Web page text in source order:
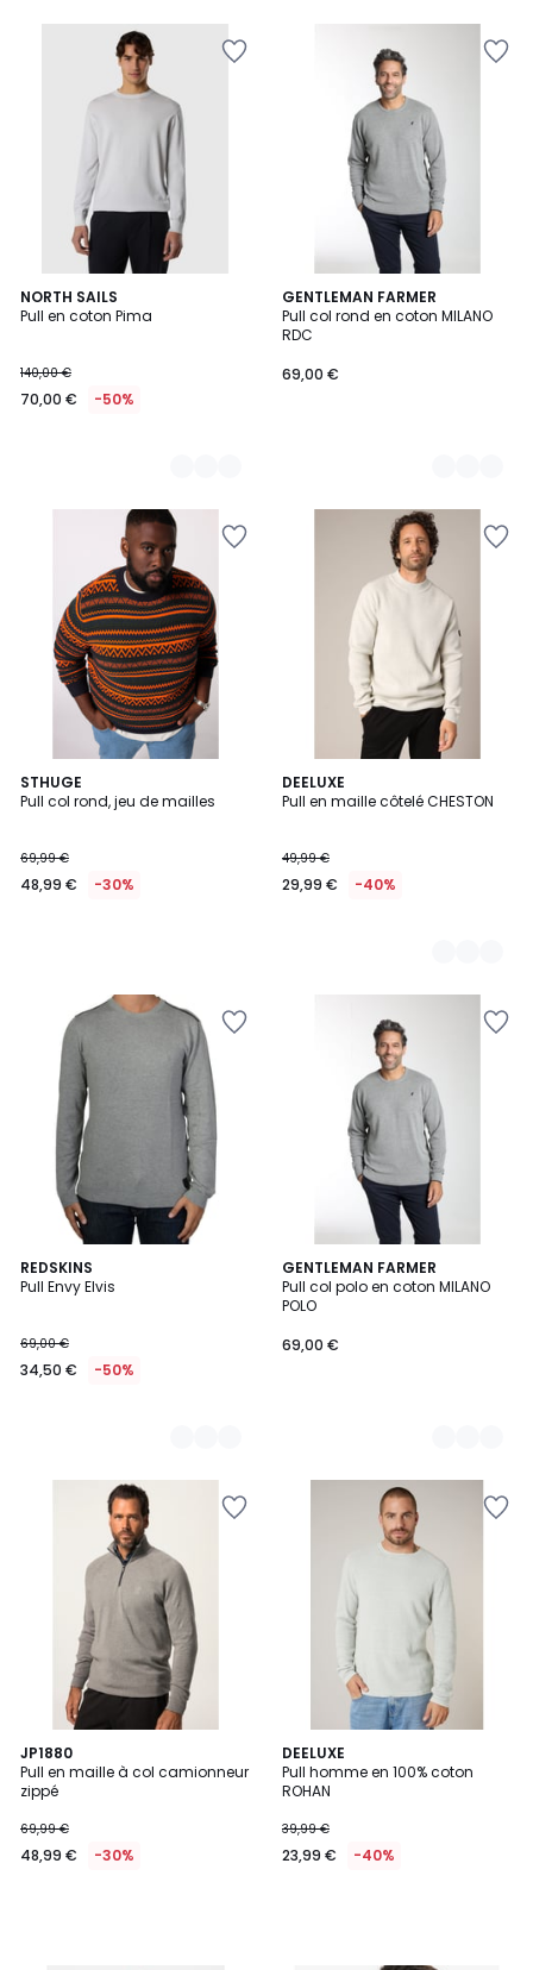
NORTH SAILS
Pull en coton Pima
140,00 €
70,00 € -50%
2
Couleurs
GENTLEMAN FARMER
Pull col rond en coton MILANO
RDC
69,00 €
5
Couleurs
STHUGE
Pull col rond, jeu de mailles
69,99 €
48,99 € -30%
DEELUXE
Pull en maille côtelé CHESTON
49,99 €
29,99 € -40%
2
Couleurs
REDSKINS
Pull Envy Elvis
69,00 €
34,50 € -50%
3
Couleurs
GENTLEMAN FARMER
Pull col polo en coton MILANO
POLO
69,00 €
5
Couleurs
JP1880
Pull en maille à col camionneur
zippé
69,99 €
48,99 € -30%
DEELUXE
Pull homme en 100% coton
ROHAN
39,99 €
23,99 € -40%